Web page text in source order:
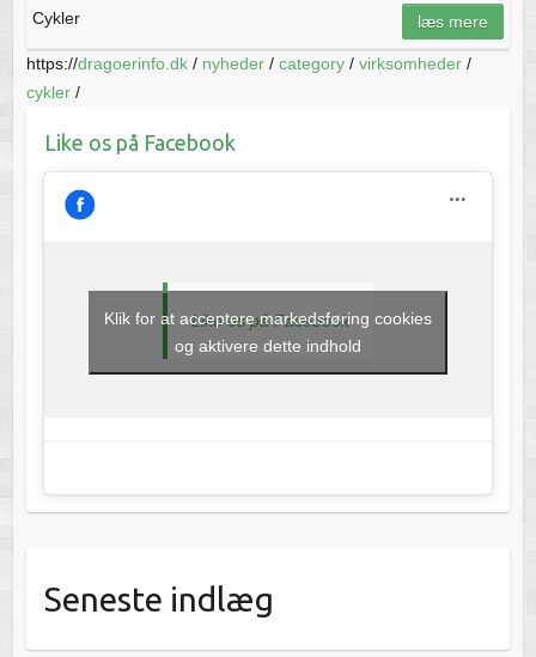
Cykler
læs mere
https://dragoerinfo.dk/ nyheder/ category/ virksomheder/
cykler/
Like os på Facebook
Like os på Facebook
Klik for at acceptere markedsføring cookies
og aktivere dette indhold
Seneste indlæg